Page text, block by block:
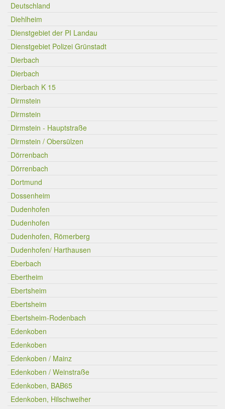
Deutschland
Diehlheim
Dienstgebiet der PI Landau
Dienstgebiet Polizei Grünstadt
Dierbach
Dierbach
Dierbach K 15
Dirmstein
Dirmstein
Dirmstein - Hauptstraße
Dirmstein / Obersülzen
Dörrenbach
Dörrenbach
Dortmund
Dossenheim
Dudenhofen
Dudenhofen
Dudenhofen, Römerberg
Dudenhofen/ Harthausen
Eberbach
Ebertheim
Ebertsheim
Ebertsheim
Ebertsheim-Rodenbach
Edenkoben
Edenkoben
Edenkoben / Mainz
Edenkoben / Weinstraße
Edenkoben, BAB65
Edenkoben, Hilschweiher